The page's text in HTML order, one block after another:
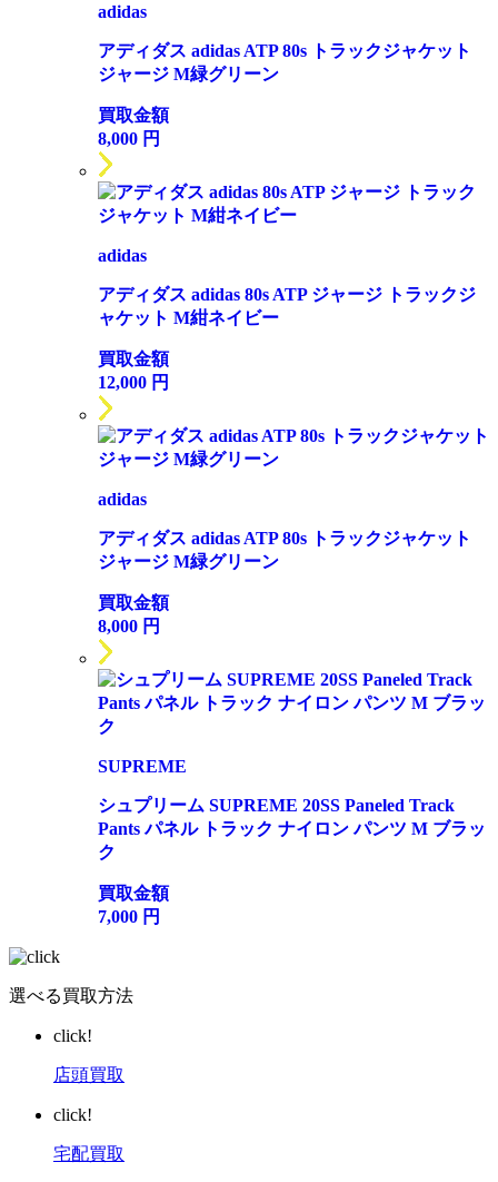
adidas
アディダス adidas ATP 80s トラックジャケット
ジャージ M緑グリーン
買取金額
8,000 円
adidas
アディダス adidas 80s ATP ジャージ トラックジ
ャケット M紺ネイビー
買取金額
12,000 円
adidas
アディダス adidas ATP 80s トラックジャケット
ジャージ M緑グリーン
買取金額
8,000 円
SUPREME
シュプリーム SUPREME 20SS Paneled Track
Pants パネル トラック ナイロン パンツ M ブラッ
ク
買取金額
7,000 円
選べる買取方法
click!
店頭買取
click!
宅配買取